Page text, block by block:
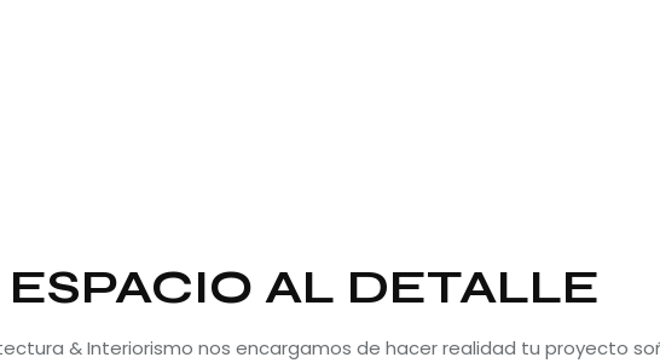
AL DETALLE
& Interiorismo nos encargamos de hacer realidad tu proyecto